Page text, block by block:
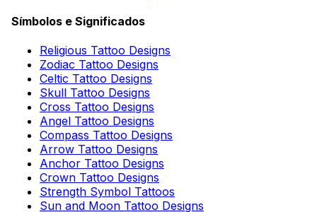
Símbolos e Significados
Religious Tattoo Designs
Zodiac Tattoo Designs
Celtic Tattoo Designs
Skull Tattoo Designs
Cross Tattoo Designs
Angel Tattoo Designs
Compass Tattoo Designs
Arrow Tattoo Designs
Anchor Tattoo Designs
Crown Tattoo Designs
Strength Symbol Tattoos
Sun and Moon Tattoo Designs